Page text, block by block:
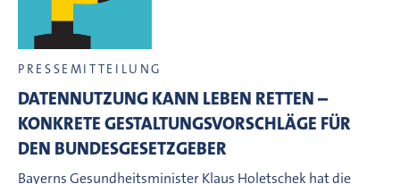
PRESSEMITTEILUNG
DATENNUTZUNG KANN LEBEN RETTEN –
KONKRETE GESTALTUNGSVORSCHLÄGE FÜR
DEN BUNDESGESETZGEBER
Bayerns Gesundheitsminister Klaus Holetschek hat die